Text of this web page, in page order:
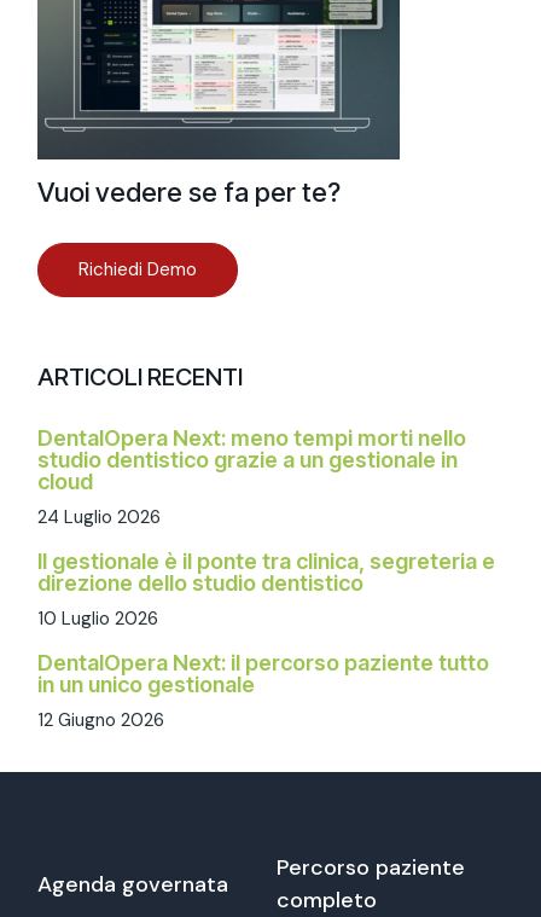
Vuoi vedere se fa per te?
Richiedi Demo
ARTICOLI RECENTI
DentalOpera Next: meno tempi morti nello
studio dentistico grazie a un gestionale in
cloud
24 Luglio 2026
Il gestionale è il ponte tra clinica, segreteria e
direzione dello studio dentistico
10 Luglio 2026
DentalOpera Next: il percorso paziente tutto
in un unico gestionale
12 Giugno 2026
Agenda governata
Percorso paziente
completo